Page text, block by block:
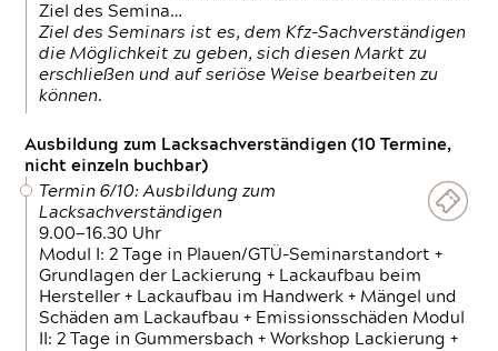
Ziel des Semina…
Ziel des Seminars ist es, dem Kfz-Sachverständigen
die Möglichkeit zu geben, sich diesen Markt zu
erschließen und auf seriöse Weise bearbeiten zu
können.
Ausbildung zum Lacksachverständigen (10 Termine,
nicht einzeln buchbar)
Termin 6/10: Ausbildung zum
Lacksachverständigen
9.00—16.30 Uhr
Modul I: 2 Tage in Plauen/GTÜ-Seminarstandort +
Grundlagen der Lackierung + Lackaufbau beim
Hersteller + Lackaufbau im Handwerk + Mängel und
Schäden am Lackaufbau + Emissionsschäden Modul
II: 2 Tage in Gummersbach + Workshop Lackierung +